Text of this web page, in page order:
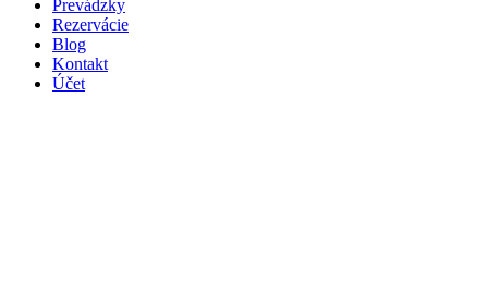
Prevádzky
Rezervácie
Blog
Kontakt
Účet